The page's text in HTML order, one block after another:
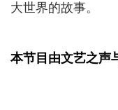
大世界的故事。
本节目由文艺之声